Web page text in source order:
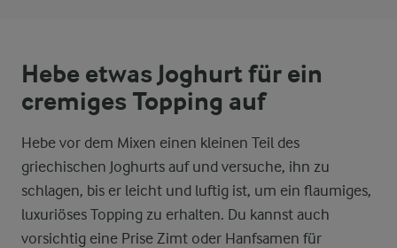
Hebe etwas Joghurt für ein
cremiges Topping auf
Hebe vor dem Mixen einen kleinen Teil des
griechischen Joghurts auf und versuche, ihn zu
schlagen, bis er leicht und luftig ist, um ein flaumiges,
luxuriöses Topping zu erhalten. Du kannst auch
vorsichtig eine Prise Zimt oder Hanfsamen für